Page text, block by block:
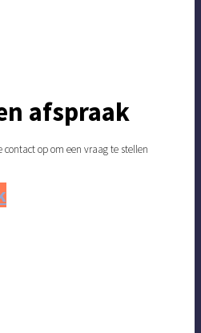
afspraak
contact op om een vraag te stellen